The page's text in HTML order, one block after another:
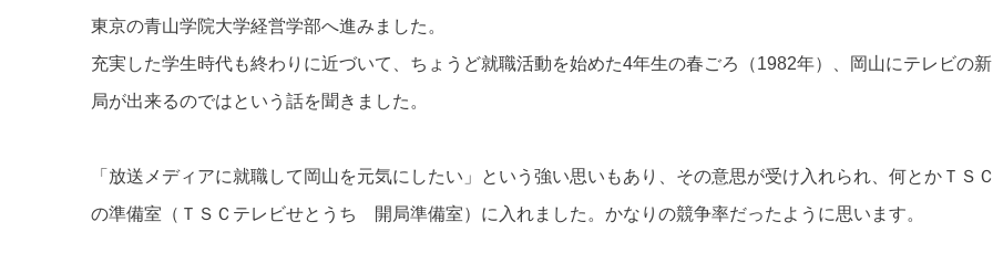
東京の青山学院大学経営学部へ進みました。
充実した学生時代も終わりに近づいて、ちょうど就職活動を始めた4年生の春ごろ（1982年）、岡山にテレビの新
局が出来るのではという話を聞きました。
「放送メディアに就職して岡山を元気にしたい」という強い思いもあり、その意思が受け入れられ、何とかＴＳＣ
の準備室（ＴＳＣテレビせとうち 開局準備室）に入れました。かなりの競争率だったように思います。